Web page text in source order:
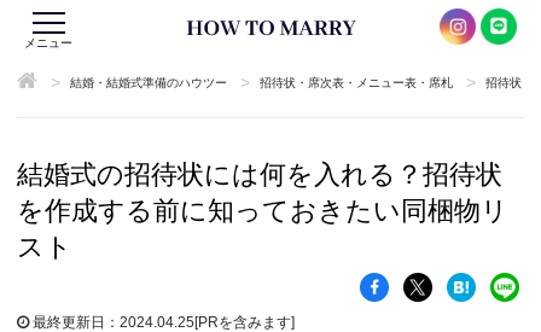
メニュー
> 結婚・結婚式準備のハウツー > 招待状・席次表・メニュー表・席札 > 招待状
結婚式の招待状には何を入れる？招待状
を作成する前に知っておきたい同梱物リ
スト
最終更新日：2024.04.25[PRを含みます]